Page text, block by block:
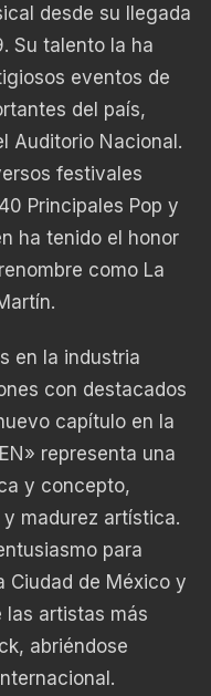
desde su llegada
Su talento la ha
eventos de
del país,
Auditorio Nacional.
festivales
Principales Pop y
ha tenido el honor
como La
en la industria
con destacados
capítulo en la
representa una
y concepto,
madurez artística.
para
Ciudad de México y
las artistas más
abriéndose